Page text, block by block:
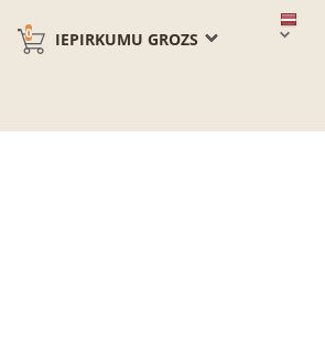
IEPIRKUMU GROZS
0